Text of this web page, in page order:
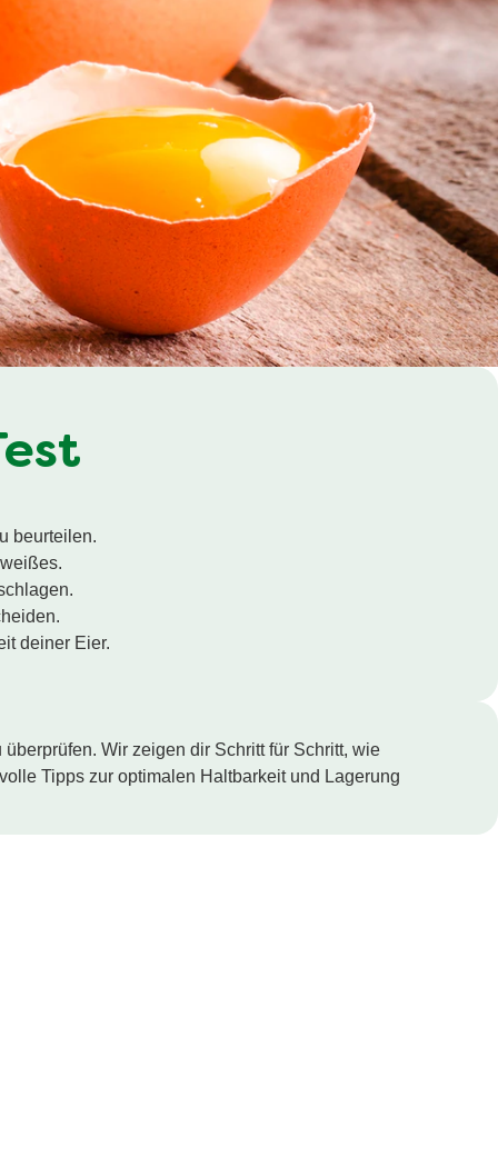
beurteilen.
deiner Eier.
Wir zeigen dir Schritt für Schritt, wie
Tipps zur optimalen Haltbarkeit und Lagerung